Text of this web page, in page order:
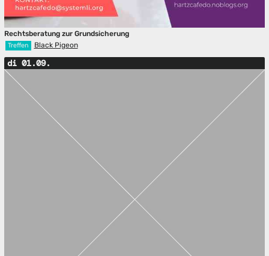
Rechtsberatung zur Grundsicherung
Treffen Black Pigeon
di 01.09.